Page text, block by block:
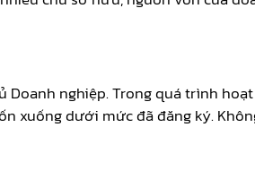
nghiệp. Trong quá trình
xuống dưới mức đã đăng ký.